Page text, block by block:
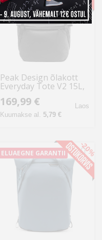
Peak Design õlakott
Everyday Tote V2 15L,
must
169,99 €
Kuumakse al. 5,79 €
Laos
ELUAEGNE GARANTII -20%